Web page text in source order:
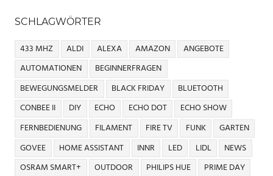
SCHLAGWÖRTER
433 MHZ ALDI ALEXA AMAZON
ANGEBOTE
AUTOMATIONEN
BEGINNERFRAGEN
BEWEGUNGSMELDER
BLACK FRIDAY
BLUETOOTH
CONBEE II
DIY ECHO ECHO DOT
ECHO SHOW
FERNBEDIENUNG
FILAMENT FIRE TV FUNK
GARTEN
GOVEE
HOME ASSISTANT INNR LED LIDL
NEWS
OSRAM SMART+
OUTDOOR PHILIPS HUE
PRIME DAY